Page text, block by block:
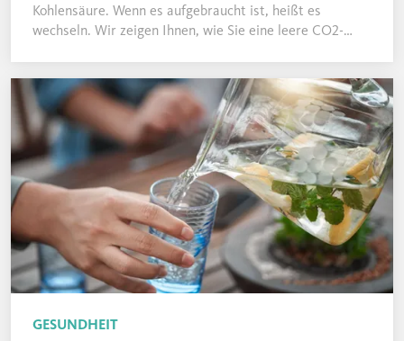
Kohlensäure. Wenn es aufgebraucht ist, heißt es
wechseln. Wir zeigen Ihnen, wie Sie eine leere CO2-
GESUNDHEIT